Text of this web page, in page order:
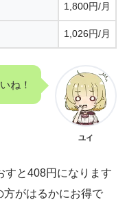
1,800円/月
1,026円/月
ね！
ユイ
すと408円になります
方がはるかにお得で